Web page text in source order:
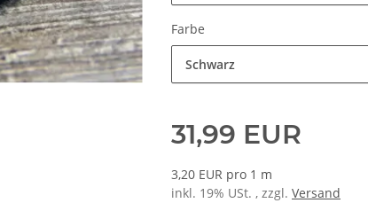
Farbe
Schwarz
31,99 EUR
3,20 EUR pro 1 m
inkl. 19% USt. , zzgl. Versand